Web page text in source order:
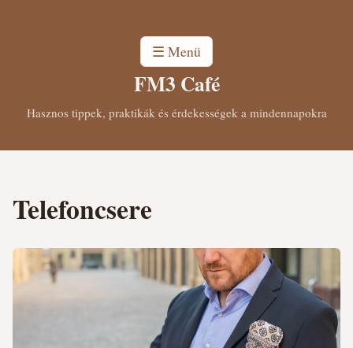
☰ Menü
FM3 Café
Hasznos tippek, praktikák és érdekességek a mindennapokra
Telefoncsere